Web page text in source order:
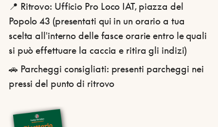
📍 Ritrovo: Ufficio Pro Loco IAT, piazza del
Popolo 43 (presentati qui in un orario a tua
scelta all'interno delle fasce orarie entro le quali
si può effettuare la caccia e ritira gli indizi)
🚗 Parcheggi consigliati: presenti parcheggi nei
pressi del punto di ritrovo